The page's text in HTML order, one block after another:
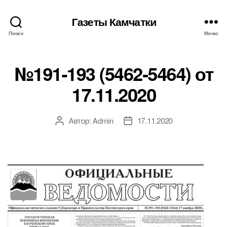
Поиск
Газеты Камчатки
Меню
№191-193 (5462-5464) от
17.11.2020
АвторАвтор:Admin
Дата17.11.2020